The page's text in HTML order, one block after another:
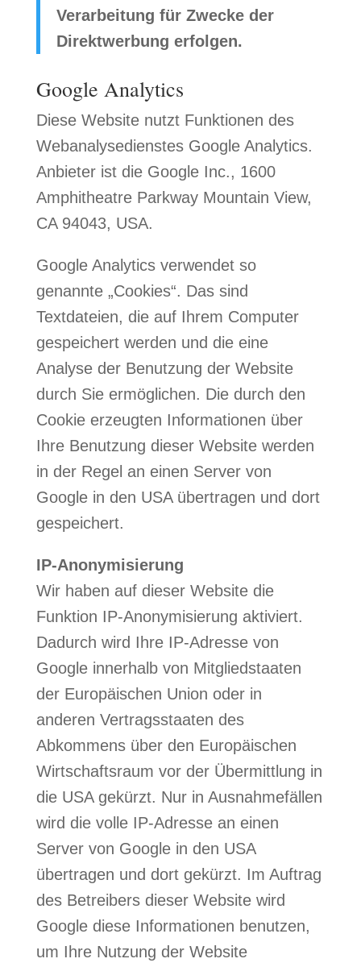
Verarbeitung für Zwecke der
Direktwerbung erfolgen.
Google Analytics
Diese Website nutzt Funktionen des
Webanalysedienstes Google Analytics.
Anbieter ist die Google Inc., 1600
Amphitheatre Parkway Mountain View,
CA 94043, USA.
Google Analytics verwendet so
genannte „Cookies“. Das sind
Textdateien, die auf Ihrem Computer
gespeichert werden und die eine
Analyse der Benutzung der Website
durch Sie ermöglichen. Die durch den
Cookie erzeugten Informationen über
Ihre Benutzung dieser Website werden
in der Regel an einen Server von
Google in den USA übertragen und dort
gespeichert.
IP-Anonymisierung
Wir haben auf dieser Website die
Funktion IP-Anonymisierung aktiviert.
Dadurch wird Ihre IP-Adresse von
Google innerhalb von Mitgliedstaaten
der Europäischen Union oder in
anderen Vertragsstaaten des
Abkommens über den Europäischen
Wirtschaftsraum vor der Übermittlung in
die USA gekürzt. Nur in Ausnahmefällen
wird die volle IP-Adresse an einen
Server von Google in den USA
übertragen und dort gekürzt. Im Auftrag
des Betreibers dieser Website wird
Google diese Informationen benutzen,
um Ihre Nutzung der Website